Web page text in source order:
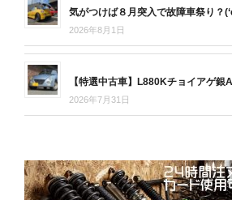
気がつけば８月突入で故障車祭り？
2026年8月1日
【特選中古車】L880Kチョイアゲ銀
2026年7月31日